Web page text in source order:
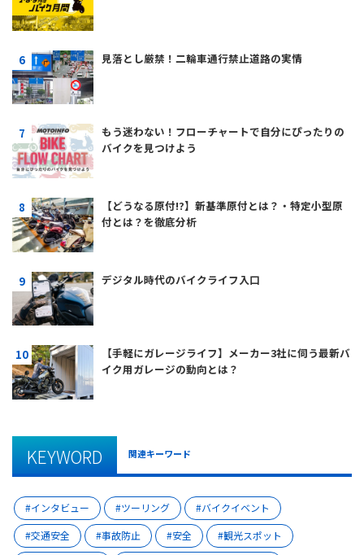
見落とし厳禁！二輪車通行禁止道路の実情
もう迷わない！フローチャートで自分にぴったりの
バイクを見つけよう
【どうなる原付!?】新基準原付とは？・特定小型原
付とは？を徹底分析
デジタル時代のバイクライフ入口
【手軽にガレージライフ】メーカー3社に伺う最新バ
イク用ガレージの動向とは？
KEYWORD 関連キーワード
インタビュー ツーリング
バイクイベント
交通安全
事故防止 安全
観光スポット